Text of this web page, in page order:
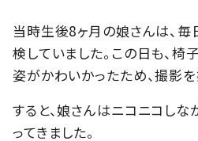
当時生後8ヶ月の娘さんは、
検していました。この日も、
姿がかわいかったため、撮影を
すると、娘さんはニコニコし
ってきました。